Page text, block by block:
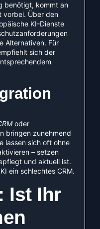
benötigt, kommt an
vorbei. Über den
KI-Dienste
Alternativen. Für
sich der
oder
bringen zunehmend
lassen sich oft ohne
– setzen
und aktuell ist.
ein schlechtes CRM.
Ist Ihr